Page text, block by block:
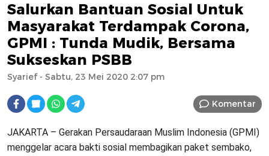
Salurkan Bantuan Sosial Untuk
Masyarakat Terdampak Corona,
GPMI : Tunda Mudik, Bersama
Sukseskan PSBB
Syarief- Sabtu, 23 Mei 2020 2:07 pm
Komentar
JAKARTA – Gerakan Persaudaraan Muslim Indonesia (GPMI)
menggelar acara bakti sosial membagikan paket sembako,